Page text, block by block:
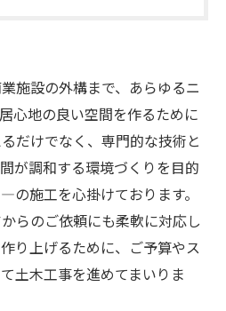
施設の外構まで、あらゆるニ
心地の良い空間を作るために
だけでなく、専門的な技術と
が調和する環境づくりを目的
の施工を心掛けております。
らのご依頼にも柔軟に対応し
り上げるために、ご予算やス
土木工事を進めてまいりま